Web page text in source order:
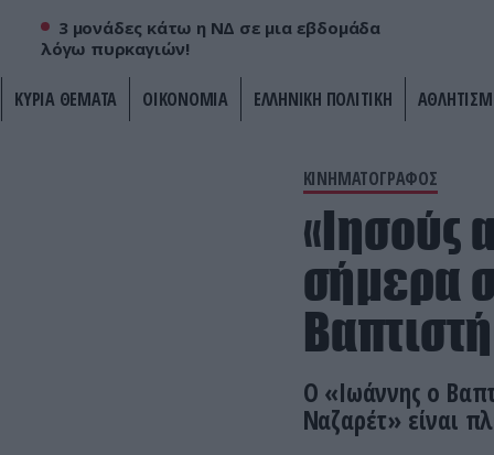
3 μονάδες κάτω η ΝΔ σε μια εβδομάδα
λόγω πυρκαγιών!
ΚΥΡΙΑ ΘΕΜΑΤΑ ΟΙΚΟΝΟΜΙΑ ΕΛΛΗΝΙΚΗ ΠΟΛΙΤΙΚΗ
ΚΙΝΗΜΑΤΟΓΡΑΦΟΣ
«Ιησούς
σήμερα
Ο «Ιωάννης ο
Ναζαρέτ» είναι